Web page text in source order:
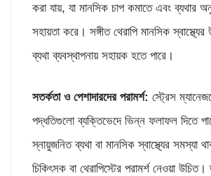
করা যায়, যা মানসিক চাপ কমাতে এবং ব্যথার
সহায়তা করে। সঙ্গীত থেরাপি মানসিক
ব্যথা ব্যবস্থাপনায় সহায়ক হতে পারে।
সতর্কতা ও পেশাদারদের পরামর্শ: স্ট্রেস
পদ্ধতিগুলো ব্যক্তিভেদে ভিন্ন ফলাফল দিতে
স্নায়ুজনিত ব্যথা বা মানসিক স্বাস্থ্যের সমস্যা
চিকিৎসক বা থেরাপিস্টের পরামর্শ নেওয়া উচিত।